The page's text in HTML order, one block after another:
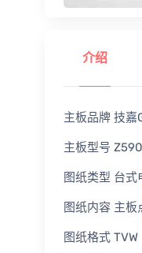
介绍
主板品牌 技嘉
主板型号
图纸类型 台
图纸内容 主板
图纸格式 TVW